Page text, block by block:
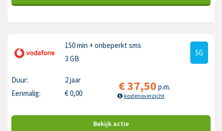
150 min + onbeperkt sms
3 GB
5G
Duur:
2 jaar
Eenmalig:
€0,00 €37,50 p.m.
kostenoverzicht
Bekijk actie